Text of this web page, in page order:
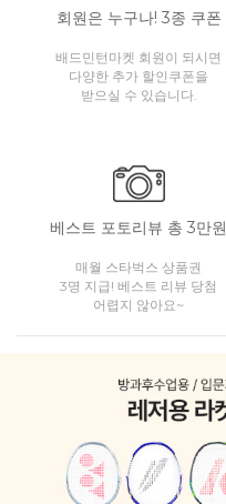
회원은 누구나! 3종 쿠폰
배드민턴마켓 회원이 되시면
다양한 추가 할인쿠폰을
받으실 수 있습니다.
베스트 포토리뷰 총 3만원
매월 스타벅스 상품권
3명 지급! 베스트 리뷰 당첨
어렵지 않아요~